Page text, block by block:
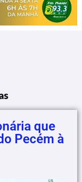
que
Pecém à